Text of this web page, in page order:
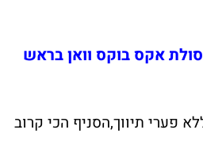
אקס בוקס וואן בראש
פערי תיווך,הסניף הכי קרוב